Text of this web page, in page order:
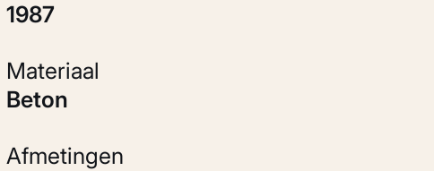
1987
Materiaal
Beton
Afmetingen